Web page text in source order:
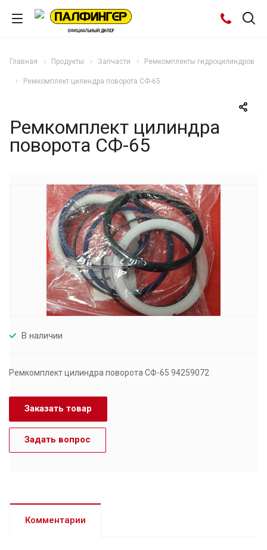
Главная Продукты Запчасти Ремкомплекты гидроцилиндров
Ремкомплект цилиндра поворота СФ-65
Ремкомплект цилиндра
поворота СФ-65
В наличии
Ремкомплект цилиндра поворота СФ-65 94259072
Заказать товар
Задать вопрос
Комментарии